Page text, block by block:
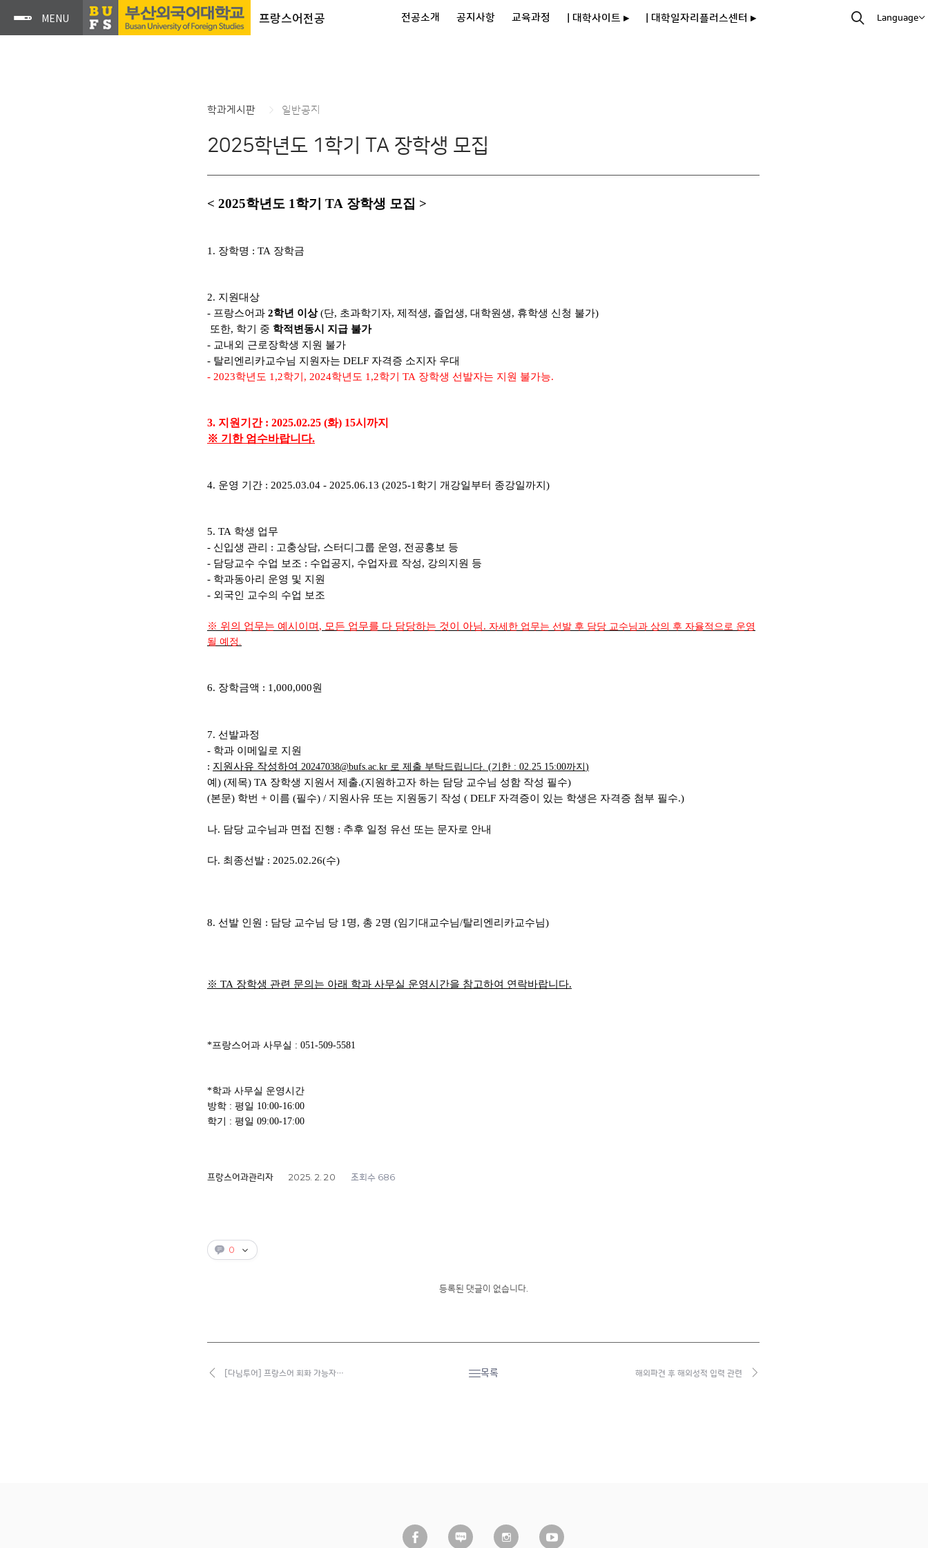
프랑스어전공 전공소개 공지사항 교육과정 | 대학사이트 ▸ | 대학일자리플러스센터 ▸ Language
학과게시판 일반공지
2025학년도 1학기 TA 장학생 모집
< 2025학년도 1학기 TA 장학생 모집 >
1. 장학명 : TA 장학금
2. 지원대상
- 프랑스어과 2학년 이상(단, 초과학기자, 제적생, 졸업생, 대학원생, 휴학생 신청 불가)
또한, 학기 중 학적변동시 지급 불가
- 교내외 근로장학생 지원 불가
- 탈리엔리카교수님 지원자는 DELF 자격증 소지자 우대
- 2023학년도 1,2학기 , 2024학년도 1,2학기 TA 장학생 선발자는 지원 불가능.
3. 지원기간 : 2025.02.25 (화) 15시 까지
※ 기한 엄수바랍니다.
4. 운영 기간 : 2025.03.04 - 2025.06.13 (2025-1 학기 개강일부터 종강일까지 )
5. TA 학생 업무
- 신입생 관리 : 고충상담, 스터디그룹 운영, 전공홍보 등
- 담당교수 수업 보조 : 수업공지 , 수업자료 작성, 강의지원 등
- 학과동아리 운영 및 지원
- 외국인 교수의 수업 보조
※ 위의 업무는 예시이며 , 모든 업무를 다 담당하는 것이 아님. 자세한 업무는 선발 후 담당 교수님과 상의 후 자율적으로 운영
될 예정 .
6. 장학금액 : 1,000,000원
7. 선발과정
- 학과 이메일로 지원
: 지원사유 작성하여 20247038@bufs.ac.kr 로 제출 부탁드립니다. (기한 : 02.25 15:00까지 )
예 ) (제목) TA 장학생 지원서 제출.(지원하고자 하는 담당 교수님 성함 작성 필수)
(본문) 학번 + 이름 (필수) / 지원사유 또는 지원동기 작성 ( DELF 자격증이 있는 학생은 자격증 첨부 필수.)
나. 담당 교수님과 면접 진행 : 추후 일정 유선 또는 문자로 안내
다. 최종선발 : 2025.02.26(수)
8. 선발 인원 : 담당 교수님 당 1 명, 총 2명 (임기대교수님/탈리엔리카교수님)
※ TA 장학생 관련 문의는 아래 학과 사무실 운영시간을 참고하여 연락바랍니다.
*프랑스어과 사무실 : 051-509-5581
*학과 사무실 운영시간
방학 : 평일 10:00-16:00
학기 : 평일 09:00-17:00
프랑스어과관리자 2025. 2. 20 조회수 686
0
등록된 댓글이 없습니다.
[다님투어] 프랑스어 회화 가능자… 목록 해외파견 후 해외성적 입력 관련